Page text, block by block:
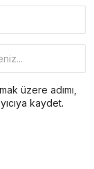
üzere adımı,
kaydet.